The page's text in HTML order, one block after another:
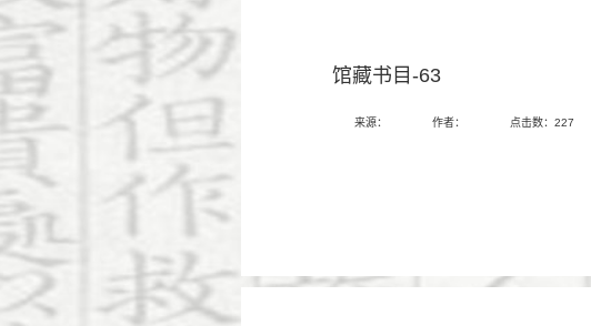
馆藏书目-63
来源： 作者： 点击数： 227